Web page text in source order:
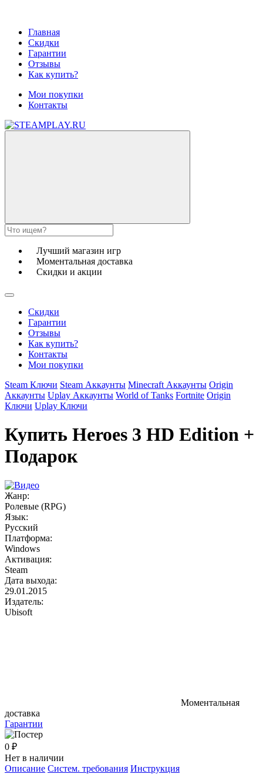
Главная
Скидки
Гарантии
Отзывы
Как купить?
Мои покупки
Контакты
Лучший магазин игр
Моментальная доставка
Скидки и акции
Скидки
Гарантии
Отзывы
Как купить?
Контакты
Мои покупки
Steam Ключи Steam Аккаунты Minecraft Аккаунты Origin
Аккаунты Uplay Аккаунты World of Tanks Fortnite Origin
Ключи Uplay Ключи
Купить Heroes 3 HD Edition +
Подарок
Жанр:
Ролевые (RPG)
Язык:
Русский
Платформа:
Windows
Активация:
Steam
Дата выхода:
29.01.2015
Издатель:
Ubisoft
Моментальная
доставка
Гарантии
0 ₽
Нет в наличии
Описание Систем. требования Инструкция